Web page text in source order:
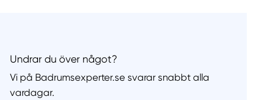
Undrar du över något?
Vi på Badrumsexperter.se svarar snabbt alla
vardagar.